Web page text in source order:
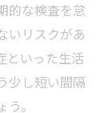
的な検査を怠
いリスクがあ
といった生活
少し短い間隔
。